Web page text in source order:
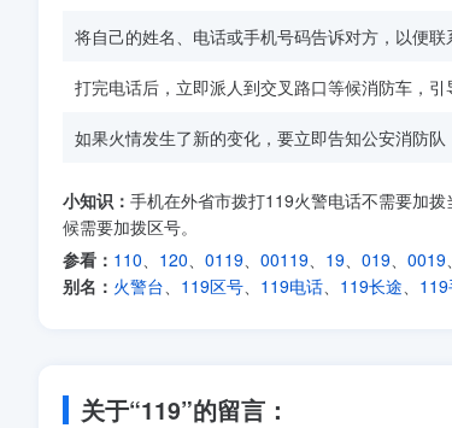
将自己的姓名、电话或手机号码告诉对方，以便
打完电话后，立即派人到交叉路口等候消防车，
如果火情发生了新的变化，要立即告知公安消防
小知识： 手机在外省市拨打119火警电话不需要加
候需要加拨区号。
参看： 110、 120、 0119、 00119、 19、 019、 0019、
别名： 火警台、 119区号、 119电话、 119长途、
关于“119”的留言：